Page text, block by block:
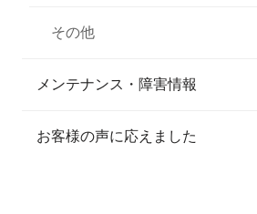
その他
メンテナンス・障害情報
お客様の声に応えました